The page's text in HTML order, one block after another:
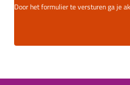
Door het formulier te versturen ga je